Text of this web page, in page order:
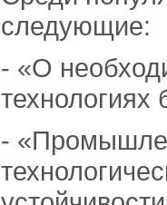
следующие:
- «О
технологиях
-